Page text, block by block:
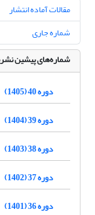
مقالات آماده انتشار
شماره جاری
شماره‌های پیشین
دوره 40 (1405)
دوره 39 (1404)
دوره 38 (1403)
دوره 37 (1402)
دوره 36 (1401)